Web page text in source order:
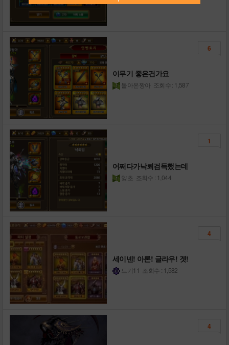
이무기 좋은건가요
돌아온짱아 조회수 : 1,587
6
어쩌다가낙뢰검득했는데
양초 조회수 : 1,044
1
세이넨! 아론! 글라우! 겟!
드기11 조회수 : 1,582
4
4